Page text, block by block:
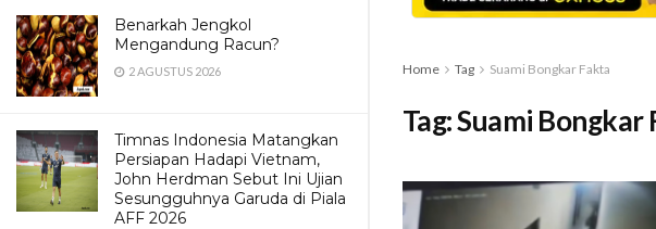
Benarkah Jengkol
Mengandung Racun?
2 AGUSTUS 2026
Timnas Indonesia Matangkan
Persiapan Hadapi Vietnam,
John Herdman Sebut Ini Ujian
Sesungguhnya Garuda di Piala
AFF 2026
Home Tag Suami Bongkar Fakta
Tag:Suami Bongkar